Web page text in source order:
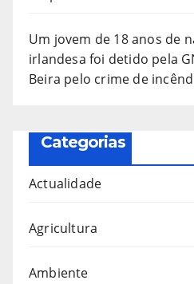
Um jovem de 18 anos de
irlandesa foi detido pela
Beira pelo crime de
Categorias
Actualidade
Agricultura
Ambiente